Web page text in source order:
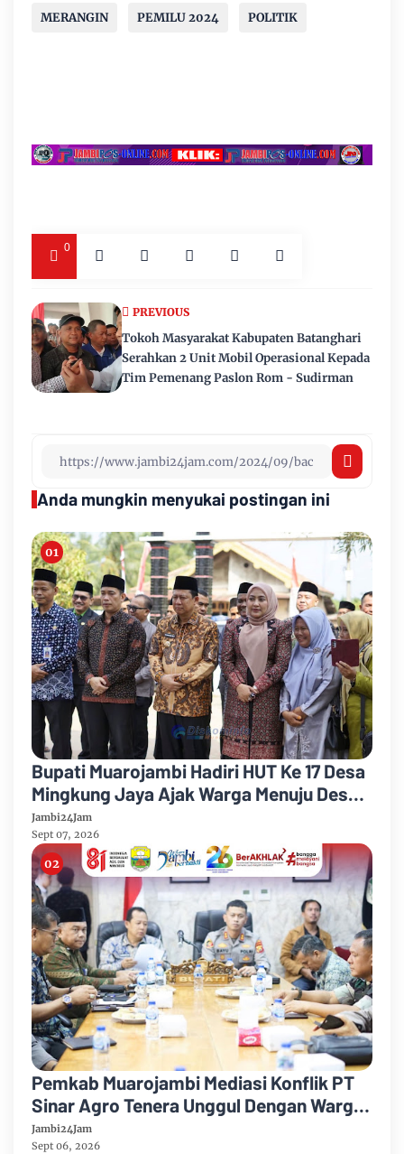
MERANGIN PEMILU 2024 POLITIK
0
PREVIOUS
Tokoh Masyarakat Kabupaten Batanghari
Serahkan 2 Unit Mobil Operasional Kepada
Tim Pemenang Paslon Rom - Sudirman
Anda mungkin menyukai postingan ini
Bupati Muarojambi Hadiri HUT Ke 17 Desa
Mingkung Jaya Ajak Warga Menuju Desa
Mandiri 2026
Jambi24Jam
Sept 07, 2026
Pemkab Muarojambi Mediasi Konflik PT
Sinar Agro Tenera Unggul Dengan Warga
Sipin Teluk Duren
Jambi24Jam
Sept 06, 2026